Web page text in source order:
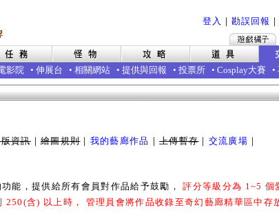
登入 ｜ 勘誤回報 ｜
影院 • 伸展台 • 相關網站 • 提供與回報 • 投票所 • Cosplay大賽 •
資訊｜繪圖規則｜ 我的藝廊作品 ｜上傳暫存｜ 交流廣場 ｜
能，提供給所有會員對作品給予鼓勵，評分等級分為 1~5 個
含) 以上時， 管理員會將作品收錄至奇幻藝廊精華區中存